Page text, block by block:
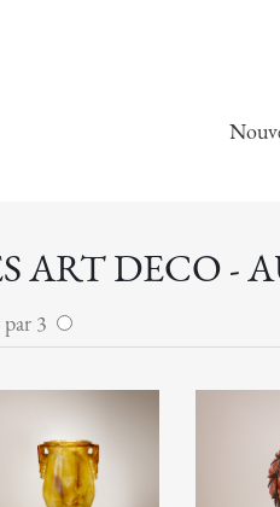
ART DECO -
par 3